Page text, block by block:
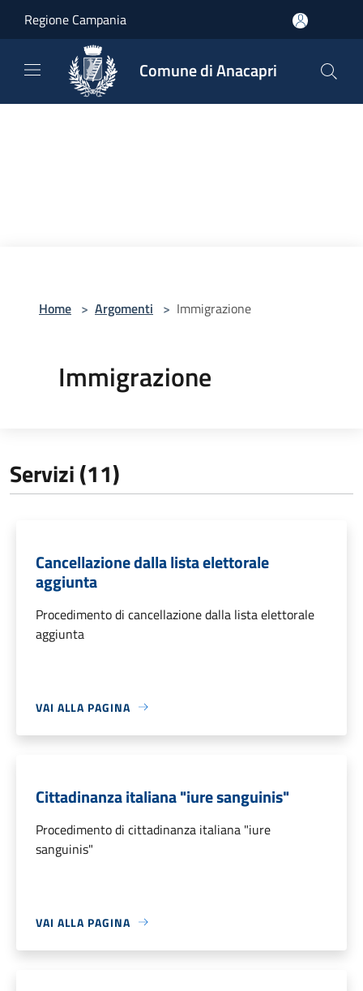
Regione Campania
Comune di Anacapri
Home > Argomenti > Immigrazione
Immigrazione
Servizi (11)
Cancellazione dalla lista elettorale
aggiunta
Procedimento di cancellazione dalla lista elettorale
aggiunta
VAI ALLA PAGINA
Cittadinanza italiana "iure sanguinis"
Procedimento di cittadinanza italiana "iure
sanguinis"
VAI ALLA PAGINA